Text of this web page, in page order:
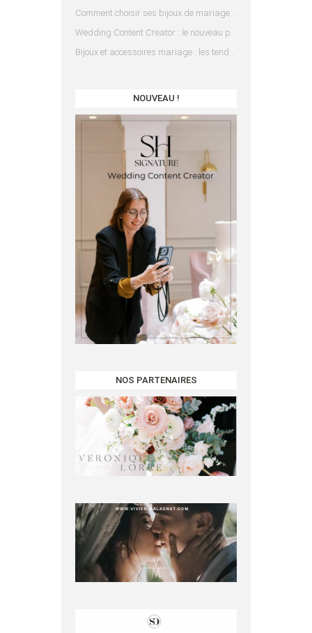
Comment choisir ses bijoux de mariage en fonction de sa robe ?
Wedding Content Creator : le nouveau prestataire indispensable pour votre mariage
Bijoux et accessoires mariage : les tendances 2025
NOUVEAU !
NOS PARTENAIRES